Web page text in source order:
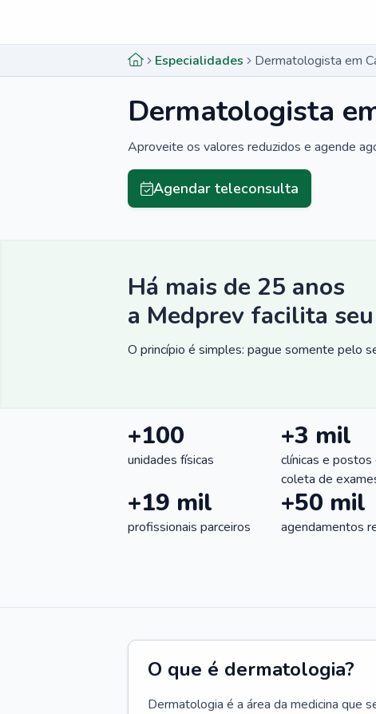
Especialidades Dermatologista em
Dermatologista
Aproveite os valores reduzidos e agende
Agendar teleconsulta
Há mais de 25 anos
a Medprev facilita
O princípio é simples: pague somente pelo
+100
unidades físicas
+3 mil
clínicas e postos
coleta de
+19 mil
profissionais parceiros
+50 mil
agendamentos
O que é dermatologia?
Dermatologia é a área da medicina que